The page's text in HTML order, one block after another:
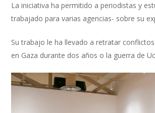
La iniciativa ha permitido a periodistas y
trabajado para varias agencias- sobre su
Su trabajo le ha llevado a retratar
en Gaza durante dos años o la guerra de